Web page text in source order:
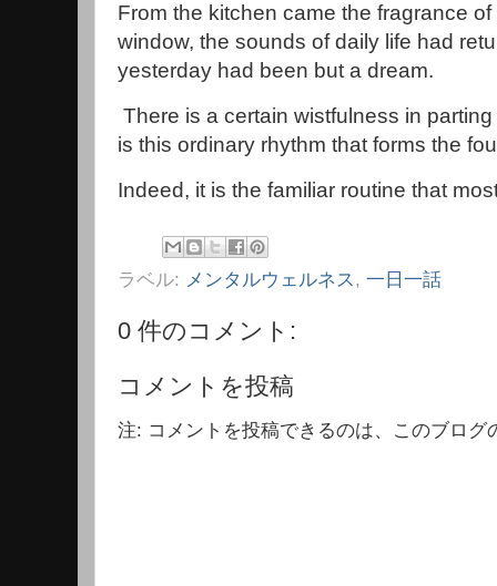
From the kitchen came the fragrance
window, the sounds of daily life had
yesterday had been but a dream.
There is a certain wistfulness in
is this ordinary rhythm that forms the
Indeed, it is the familiar routine that
ラベル: メンタルウェルネス, 一日一話
0 件のコメント:
コメントを投稿
注: コメントを投稿できるのは、このブログ